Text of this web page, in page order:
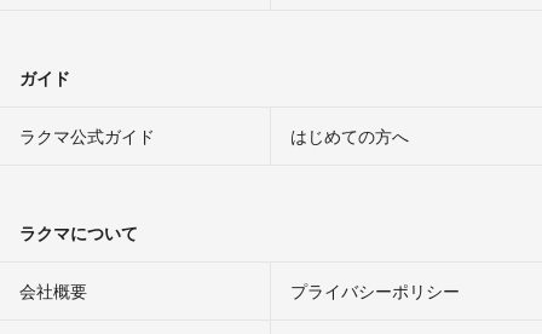
ガイド
ラクマ公式ガイド はじめての方へ
ラクマについて
会社概要 プライバシーポリシー